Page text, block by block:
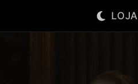
LOJA